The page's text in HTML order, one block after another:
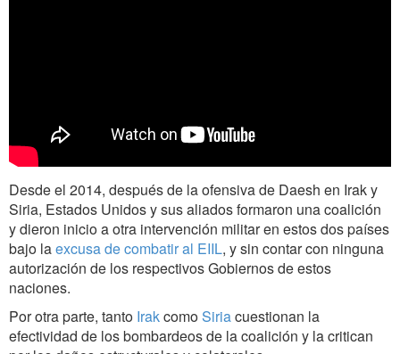
Desde el 2014, después de la ofensiva de Daesh en Irak y
Siria, Estados Unidos y sus aliados formaron una coalición
y dieron inicio a otra intervención militar en estos dos países
bajo laexcusa de combatir al EIIL, y sin contar con ninguna
autorización de los respectivos Gobiernos de estos
naciones.
Por otra parte, tanto IrakcomoSiriacuestionan la
efectividad de los bombardeos de la coalición y la critican